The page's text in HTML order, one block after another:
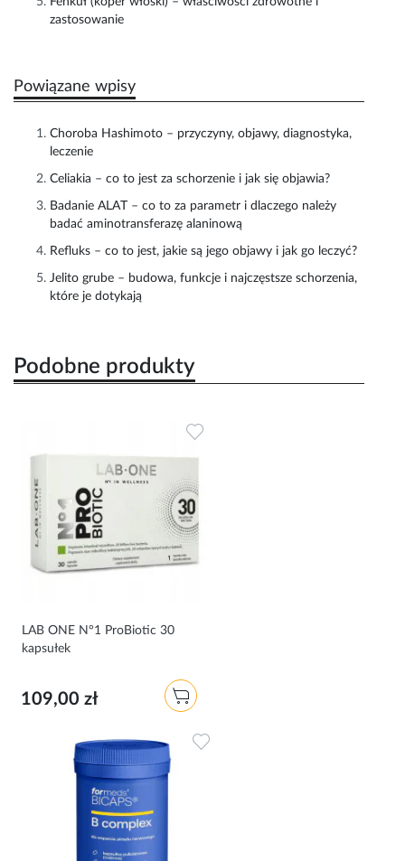
zastosowanie
Powiązane wpisy
Choroba Hashimoto – przyczyny, objawy, diagnostyka,
leczenie
Celiakia – co to jest za schorzenie i jak się objawia?
Badanie ALAT – co to za parametr i dlaczego należy
badać aminotransferazę alaninową
Refluks – co to jest, jakie są jego objawy i jak go leczyć?
Jelito grube – budowa, funkcje i najczęstsze schorzenia,
które je dotykają
Podobne produkty
LAB ONE N°1 ProBiotic 30
kapsułek
109,00 zł
Dodaj do ulubionych